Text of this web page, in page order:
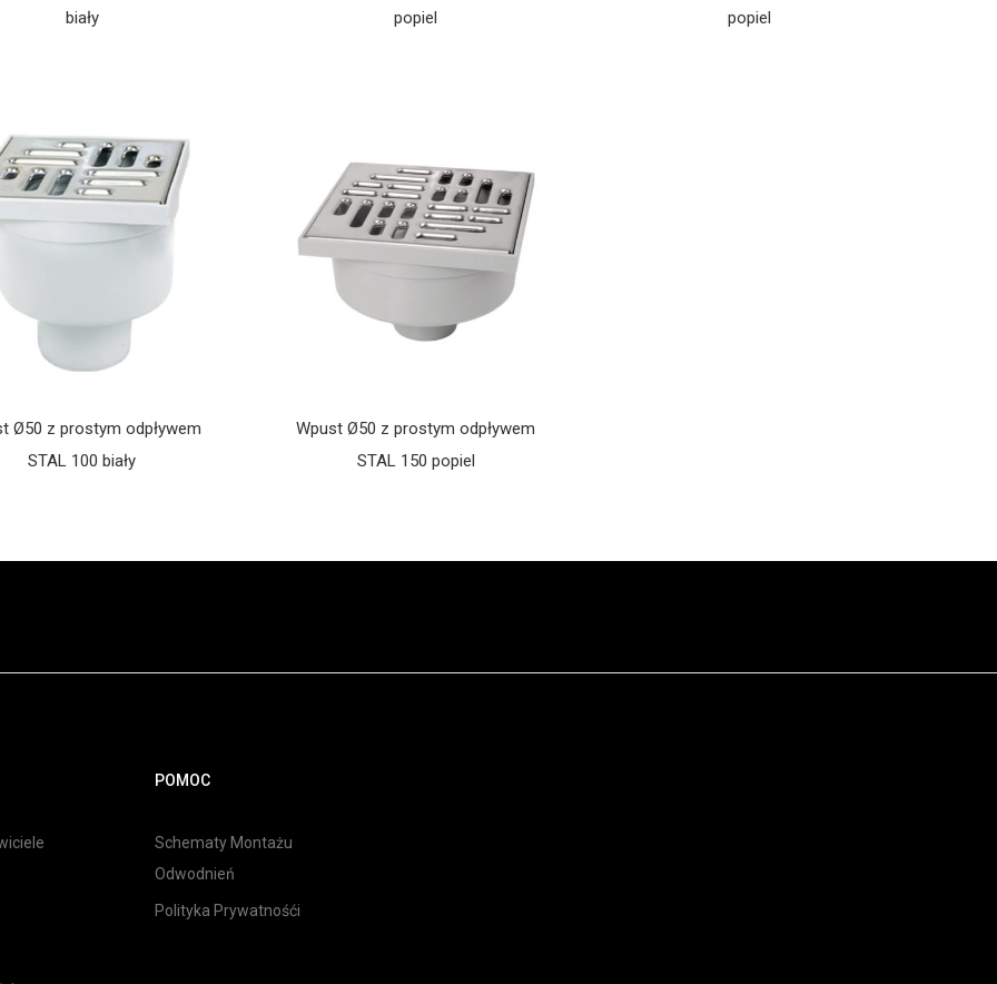
biały
popiel
popiel
Ø50 z prostym odpływem
STAL 100 biały
Wpust Ø50 z prostym odpływem
STAL 150 popiel
POMOC
Schematy Montażu
Odwodnień
Polityka Prywatnośći